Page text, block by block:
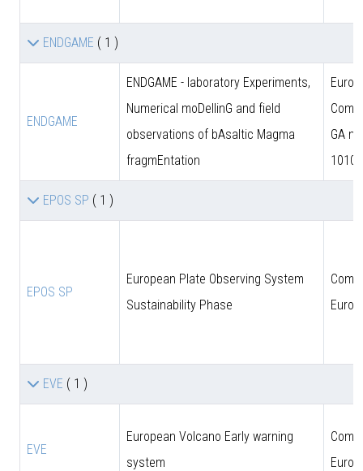
ENDGAME ( 1 )
ENDGAME
ENDGAME - laboratory Experiments,
Numerical moDellinG and field
observations of bAsaltic Magma
fragmEntation
GA n.
EPOS SP ( 1 )
EPOS SP
European Plate Observing System
Sustainability Phase
EVE ( 1 )
EVE
European Volcano Early warning
system